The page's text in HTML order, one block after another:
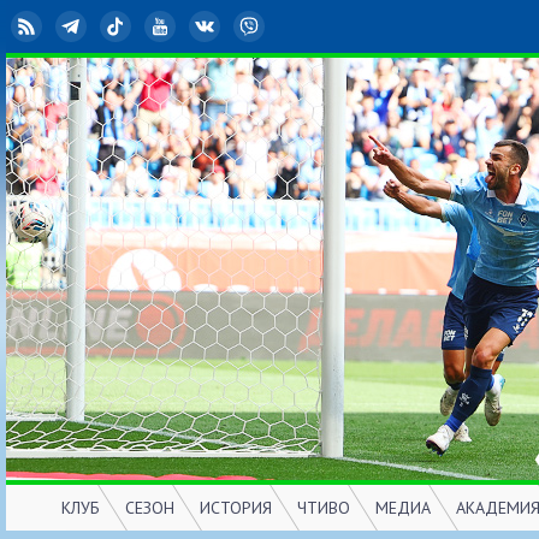
RSS TelegramTikTok YouTubeВКонтакте
КЛУБ
СЕЗОН
ИСТОРИЯ
ЧТИВО
МЕДИА
АКАДЕМИЯ